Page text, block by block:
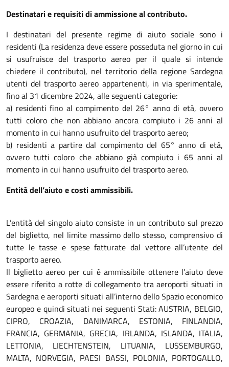
Destinatari e requisiti di ammissione al contributo.
I destinatari del presente regime di aiuto sociale sono i
residenti (La residenza deve essere posseduta nel giorno in cui
si usufruisce del trasporto aereo per il quale si intende
chiedere il contributo), nel territorio della regione Sardegna
utenti del trasporto aereo appartenenti, in via sperimentale,
fino al 31 dicembre 2024, alle seguenti categorie:
a) residenti fino al compimento del 26° anno di età, ovvero
tutti coloro che non abbiano ancora compiuto i 26 anni al
momento in cui hanno usufruito del trasporto aereo;
b) residenti a partire dal compimento del 65° anno di età,
ovvero tutti coloro che abbiano già compiuto i 65 anni al
momento in cui hanno usufruito del trasporto aereo.
Entità dell’aiuto e costi ammissibili.
L’entità del singolo aiuto consiste in un contributo sul prezzo
del biglietto, nel limite massimo dello stesso, comprensivo di
tutte le tasse e spese fatturate dal vettore all’utente del
trasporto aereo.
Il biglietto aereo per cui è ammissibile ottenere l’aiuto deve
essere riferito a rotte di collegamento tra aeroporti situati in
Sardegna e aeroporti situati all’interno dello Spazio economico
europeo e quindi situati nei seguenti Stati: AUSTRIA, BELGIO,
CIPRO, CROAZIA, DANIMARCA, ESTONIA, FINLANDIA,
FRANCIA, GERMANIA, GRECIA, IRLANDA, ISLANDA, ITALIA,
LETTONIA, LIECHTENSTEIN, LITUANIA, LUSSEMBURGO,
MALTA, NORVEGIA, PAESI BASSI, POLONIA, PORTOGALLO,